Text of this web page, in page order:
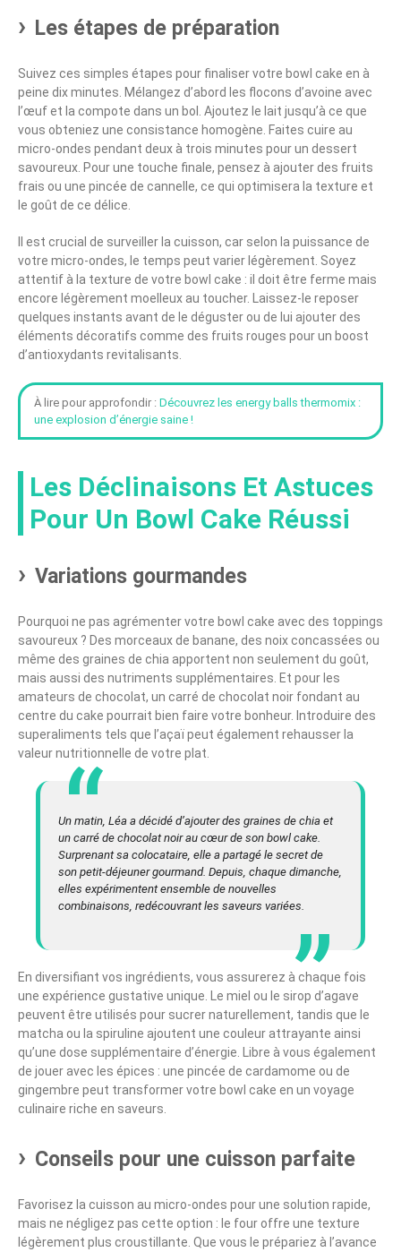
Les étapes de préparation
Suivez ces simples étapes pour finaliser votre bowl cake en à
peine dix minutes. Mélangez d’abord les flocons d’avoine avec
l’œuf et la compote dans un bol. Ajoutez le lait jusqu’à ce que
vous obteniez une consistance homogène. Faites cuire au
micro-ondes pendant deux à trois minutes pour un dessert
savoureux. Pour une touche finale, pensez à ajouter des fruits
frais ou une pincée de cannelle, ce qui optimisera la texture et
le goût de ce délice.
Il est crucial de surveiller la cuisson, car selon la puissance de
votre micro-ondes, le temps peut varier légèrement. Soyez
attentif à la texture de votre bowl cake : il doit être ferme mais
encore légèrement moelleux au toucher. Laissez-le reposer
quelques instants avant de le déguster ou de lui ajouter des
éléments décoratifs comme des fruits rouges pour un boost
d’antioxydants revitalisants.
À lire pour approfondir : Découvrez les energy balls thermomix :
une explosion d’énergie saine !
Les Déclinaisons Et Astuces
Pour Un Bowl Cake Réussi
Variations gourmandes
Pourquoi ne pas agrémenter votre bowl cake avec des toppings
savoureux ? Des morceaux de banane, des noix concassées ou
même des graines de chia apportent non seulement du goût,
mais aussi des nutriments supplémentaires. Et pour les
amateurs de chocolat, un carré de chocolat noir fondant au
centre du cake pourrait bien faire votre bonheur. Introduire des
superaliments tels que l’açaï peut également rehausser la
valeur nutritionnelle de votre plat.
Un matin, Léa a décidé d’ajouter des graines de chia et
un carré de chocolat noir au cœur de son bowl cake.
Surprenant sa colocataire, elle a partagé le secret de
son petit-déjeuner gourmand. Depuis, chaque dimanche,
elles expérimentent ensemble de nouvelles
combinaisons, redécouvrant les saveurs variées.
En diversifiant vos ingrédients, vous assurerez à chaque fois
une expérience gustative unique. Le miel ou le sirop d’agave
peuvent être utilisés pour sucrer naturellement, tandis que le
matcha ou la spiruline ajoutent une couleur attrayante ainsi
qu’une dose supplémentaire d’énergie. Libre à vous également
de jouer avec les épices : une pincée de cardamome ou de
gingembre peut transformer votre bowl cake en un voyage
culinaire riche en saveurs.
Conseils pour une cuisson parfaite
Favorisez la cuisson au micro-ondes pour une solution rapide,
mais ne négligez pas cette option : le four offre une texture
légèrement plus croustillante. Que vous le prépariez à l’avance